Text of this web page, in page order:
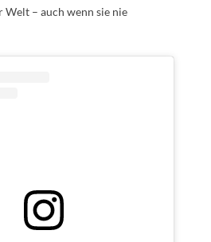
Welt – auch wenn sie nie